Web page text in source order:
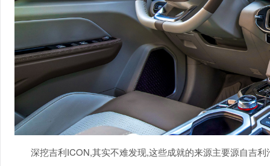
深挖吉利ICON,其实不难发现,这些成就的来源主要源自吉